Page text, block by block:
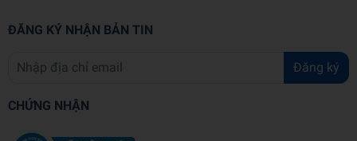
ĐĂNG KÝ NHẬN BẢN TIN
Đăng ký
CHỨNG NHẬN